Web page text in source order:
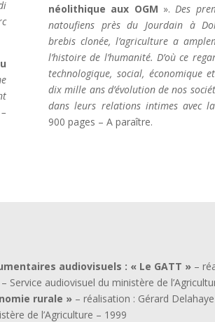
néolithique aux OGM ».Des
natoufiens près du Jourdain à
brebis clonée, l’agriculture a
l’histoire de l’humanité. D’où ce
technologique, social, économique
dix mille ans d’évolution de nos
dans leurs relations intimes avec
900 pages – A paraître.
audiovisuels : « Le GATT » –
Service audiovisuel du ministère de
rurale » – réalisation : Gérard
de l’Agriculture – 1999